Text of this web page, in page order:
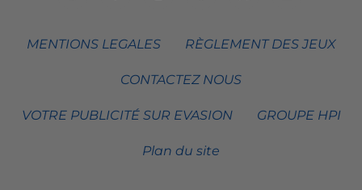
MENTIONS LEGALES RÈGLEMENT DES JEUX
CONTACTEZ NOUS
VOTRE PUBLICITÉ SUR EVASION GROUPE HPI
Plan du site